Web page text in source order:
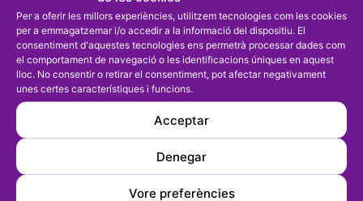
Per a oferir les millors experiències, utilitzem tecnologies com les cookies
per a emmagatzemar i/o accedir a la informació del dispositiu. El
consentiment d'aquestes tecnologies ens permetrà processar dades com
el comportament de navegació o les identificacions úniques en aquest
lloc. No consentir o retirar el consentiment, pot afectar negativament
unes certes característiques i funcions.
Acceptar
Denegar
Vore preferències
Arxius
agost 2024
juliol 2024
juny 2024